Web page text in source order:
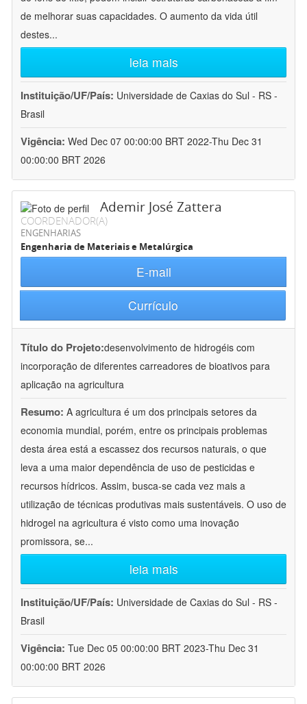
de melhorar suas capacidades. O aumento da vida útil
destes...
leia mais
Instituição/UF/País: Universidade de Caxias do Sul - RS -
Brasil
Vigência: Wed Dec 07 00:00:00 BRT 2022-Thu Dec 31
00:00:00 BRT 2026
Ademir José Zattera
COORDENADOR(A)
ENGENHARIAS
Engenharia de Materiais e Metalúrgica
E-mail
Currículo
Título do Projeto:desenvolvimento de hidrogéis com
incorporação de diferentes carreadores de bioativos para
aplicação na agricultura
Resumo: A agricultura é um dos principais setores da
economia mundial, porém, entre os principais problemas
desta área está a escassez dos recursos naturais, o que
leva a uma maior dependência de uso de pesticidas e
recursos hídricos. Assim, busca-se cada vez mais a
utilização de técnicas produtivas mais sustentáveis. O uso de
hidrogel na agricultura é visto como uma inovação
promissora, se...
leia mais
Instituição/UF/País: Universidade de Caxias do Sul - RS -
Brasil
Vigência: Tue Dec 05 00:00:00 BRT 2023-Thu Dec 31
00:00:00 BRT 2026